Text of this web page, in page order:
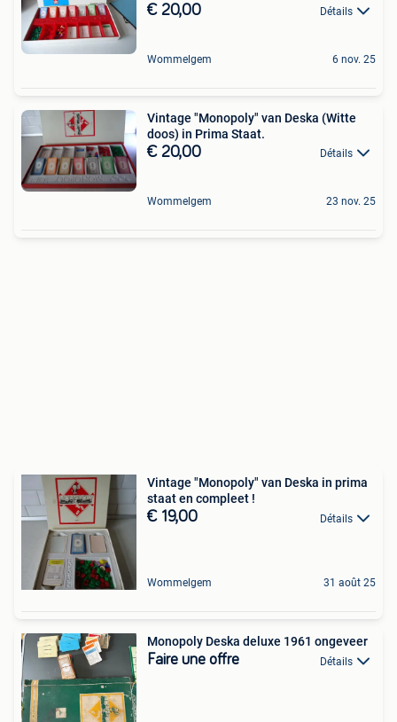
€ 20,00 Détails
Wommelgem 6 nov. 25
Vintage "Monopoly" van Deska (Witte
doos) in Prima Staat.
€ 20,00 Détails
Wommelgem 23 nov. 25
Vintage "Monopoly" van Deska in prima
staat en compleet !
€ 19,00 Détails
Wommelgem 31 août 25
Monopoly Deska deluxe 1961 ongeveer
Faire une offre Détails